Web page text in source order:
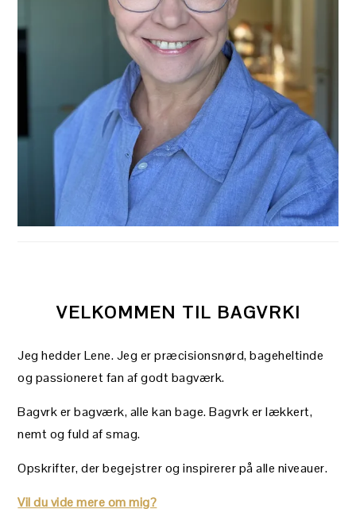
VELKOMMEN TIL BAGVRK!
Jeg hedder Lene. Jeg er præcisionsnørd, bageheltinde
og passioneret fan af godt bagværk.
Bagvrk er bagværk, alle kan bage. Bagvrk er lækkert,
nemt og fuld af smag.
Opskrifter, der begejstrer og inspirerer på alle niveauer.
Vil du vide mere om mig?